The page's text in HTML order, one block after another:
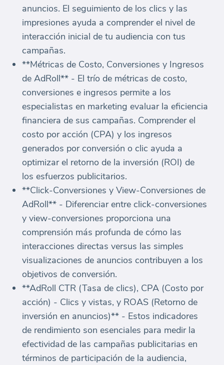
anuncios. El seguimiento de los clics y las
impresiones ayuda a comprender el nivel de
interacción inicial de tu audiencia con tus
campañas.
**Métricas de Costo, Conversiones y Ingresos
de AdRoll** - El trío de métricas de costo,
conversiones e ingresos permite a los
especialistas en marketing evaluar la eficiencia
financiera de sus campañas. Comprender el
costo por acción (CPA) y los ingresos
generados por conversión o clic ayuda a
optimizar el retorno de la inversión (ROI) de
los esfuerzos publicitarios.
**Click-Conversiones y View-Conversiones de
AdRoll** - Diferenciar entre click-conversiones
y view-conversiones proporciona una
comprensión más profunda de cómo las
interacciones directas versus las simples
visualizaciones de anuncios contribuyen a los
objetivos de conversión.
**AdRoll CTR (Tasa de clics), CPA (Costo por
acción) - Clics y vistas, y ROAS (Retorno de
inversión en anuncios)** - Estos indicadores
de rendimiento son esenciales para medir la
efectividad de las campañas publicitarias en
términos de participación de la audiencia,